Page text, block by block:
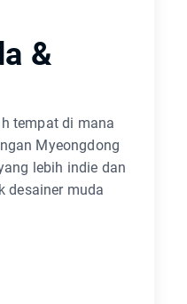
&
tempat di mana
Myeongdong
lebih indie dan
desainer muda